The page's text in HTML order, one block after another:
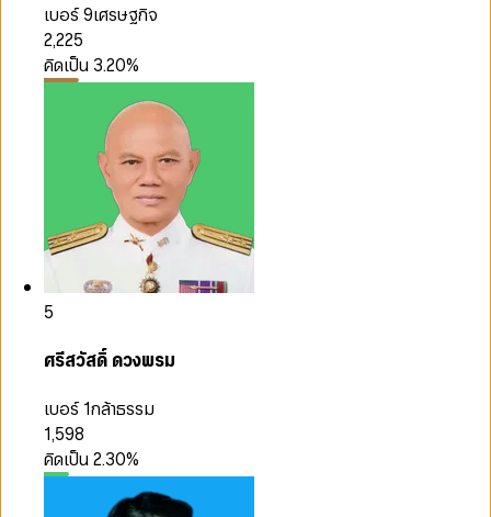
เบอร์ 9เศรษฐกิจ
2,225
คิดเป็น 3.20%
5
ศรีสวัสดิ์ ดวงพรม
เบอร์ 1กล้าธรรม
1,598
คิดเป็น2.30%